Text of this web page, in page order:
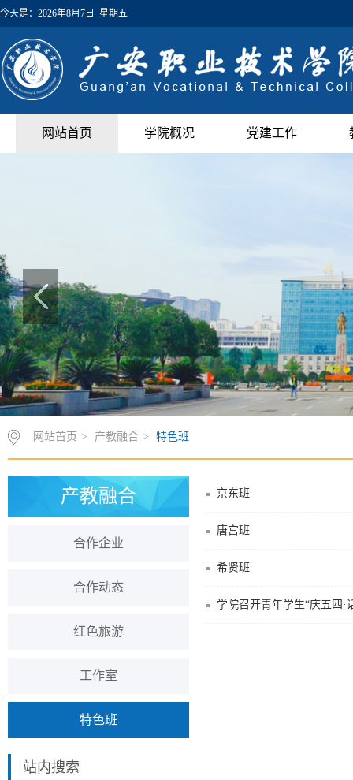
今天是： 2026年8月7日 星期五
网站首页 学院概况 党建工作
网站首页 > 产教融合 > 特色班
产教融合
合作企业
合作动态
红色旅游
工作室
特色班
站内搜索
京东班
唐宫班
希贤班
学院召开青年学生“庆五四·